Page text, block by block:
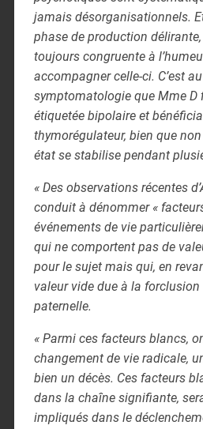
jamais désorganisationnels.
phase de production
toujours congruente à
accompagner celle-ci. C’est
symptomatologie que Mme D
étiquetée bipolaire et
thymorégulateur, bien que
état se stabilise pendant
« Des observations récentes
conduit à dénommer «
événements de vie
qui ne comportent pas de
pour le sujet mais qui, en
valeur vide due à la
paternelle.
« Parmi ces facteurs blancs,
changement de vie radicale,
bien un décès. Ces facteurs
dans la chaîne signifiante,
impliqués dans le